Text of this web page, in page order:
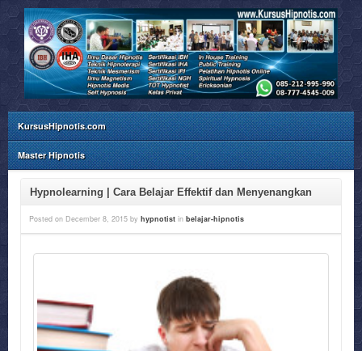
KursusHipnotis.com
Master Hipnotis
Hypnolearning | Cara Belajar Effektif dan Menyenangkan
Posted on December 8, 2015 by hypnotist in belajar-hipnotis